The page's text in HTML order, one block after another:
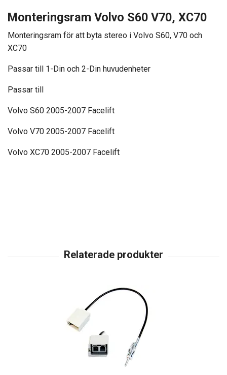
Monteringsram Volvo S60 V70, XC70
Monteringsram för att byta stereo i Volvo S60, V70 och
XC70
Passar till 1-Din och 2-Din huvudenheter
Passar till
Volvo S60 2005-2007 Facelift
Volvo V70 2005-2007 Facelift
Volvo XC70 2005-2007 Facelift